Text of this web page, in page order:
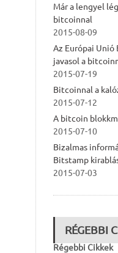
Már a lengyel
bitcoinnal
2015-08-09
Az Európai Unió
javasol a
2015-07-19
Bitcoinnal a
2015-07-12
A bitcoin
2015-07-10
Bizalmas
Bitstamp
2015-07-03
RÉGEBBI
Régebbi Cikkek